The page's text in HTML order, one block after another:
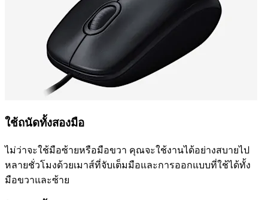
ใช้ถนัดทั้งสองมือ
ไม่ว่าจะใช้มือซ้ายหรือมือขวา คุณจะใช้งานได้อย่างสบายไป
หลายชั่วโมงด้วยเมาส์ที่จับเต็มมือและการออกแบบที่ใช้ได้ทั้ง
มือขวาและซ้าย